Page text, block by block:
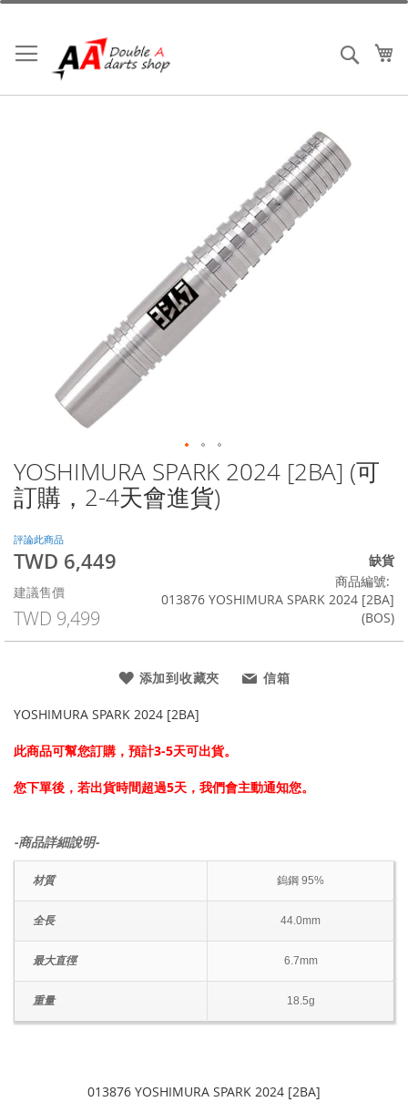
跳
內
容
搜索
YOSHIMURA SPARK 2024 [2BA] (可
訂購，2-4天會進貨)
評論此商品
特
價
格
TWD 6,449
建議售價
TWD 9,499
缺貨
商品編號
013876 YOSHIMURA SPARK 2024 [2BA]
(BOS)
添加到收藏夾 信箱
YOSHIMURA SPARK 2024 [2BA]
此商品可幫您訂購，預計3-5天可出貨。
您下單後，若出貨時間超過5天，我們會主動通知您。
-商品詳細說明-
材質 鎢鋼 95%
全長 44.0mm
最大直徑 6.7mm
重量 18.5g
Skip
to
the
of
the
gallery
013876 YOSHIMURA SPARK 2024 [2BA]